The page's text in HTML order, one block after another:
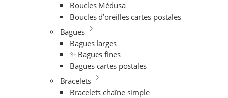
Boucles Médusa
Boucles d’oreilles cartes postales
Bagues
Bagues larges
✨ Bagues fines
Bagues cartes postales
Bracelets
Bracelets chaîne simple